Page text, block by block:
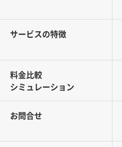
サービスの特徴
料金比較
シミュレーション
お問合せ